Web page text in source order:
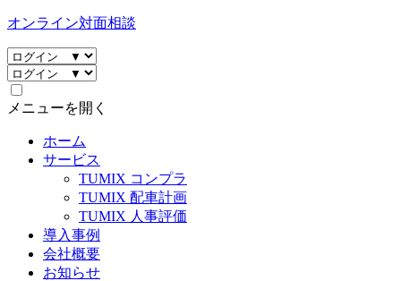
オンライン対面相談
メニューを開く
ホーム
サービス
TUMIX コンプラ
TUMIX 配車計画
TUMIX 人事評価
導入事例
会社概要
お知らせ